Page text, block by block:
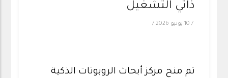
ذاتي التشغيل
/ 10 يونيو 2026 /
تم منح مركز أبحاث الروبوتات الذكية